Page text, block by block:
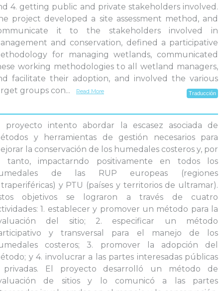
4. getting public and private stakeholders involved.
project developed a site assessment method, and
it to the stakeholders involved in
and conservation, defined a participative
for managing wetlands, communicated
working methodologies to all wetland managers,
facilitate their adoption, and involved the various
groups con... Read More Traducción
proyecto intento abordar la escasez asociada de
y herramientas de gestión necesarios para
la conservación de los humedales costeros y, por
tanto, impactarndo positivamente en todos los
de las RUP europeas (regiones
y PTU (países y territorios de ultramar).
objetivos se lograron a través de cuatro
1. establecer y promover un método para la
del sitio; 2. especificar un método
y transversal para el manejo de los
costeros; 3. promover la adopción del
y 4. involucrar a las partes interesadas públicas
El proyecto desarrolló un método de
de sitios y lo comunicó a las partes